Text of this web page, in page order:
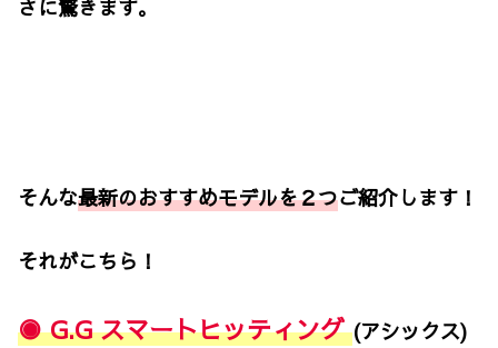
さに驚きます。
そんな最新のおすすめモデルを２つご紹介します！
それがこちら！
◉ G.G スマートヒッティング(アシックス)